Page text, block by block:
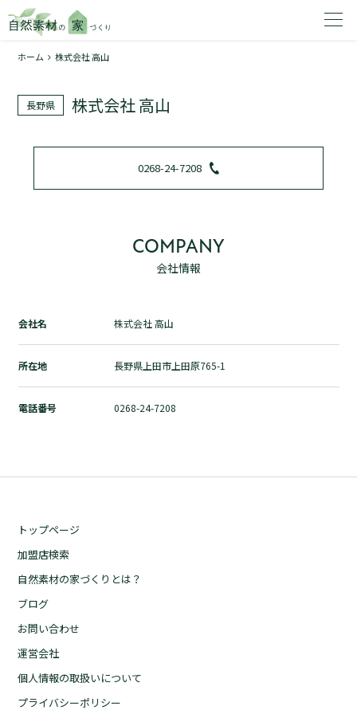
1
トップページ
加盟店検索
自然素材の家づくりとは？
ホーム 株式会社 高山
長野県 株式会社 高山
0268-24-7208
COMPANY
会社情報
会社名 株式会社 高山
所在地 長野県上田市上田原765-1
電話番号 0268-24-7208
トップページ
加盟店検索
自然素材の家づくりとは？
ブログ
お問い合わせ
運営会社
個人情報の取扱いについて
プライバシーポリシー